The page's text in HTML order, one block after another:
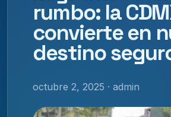
rumbo: la
convierte en
destino
octubre 2, 2025 · admin